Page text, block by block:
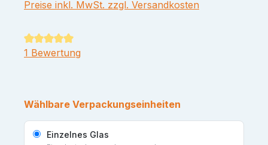
Preise inkl. MwSt. zzgl. Versandkosten
Durchschnittliche Bewertung von 5 von 5 Sternen
1 Bewertung
Wählbare Verpackungseinheiten
Einzelnes Glas